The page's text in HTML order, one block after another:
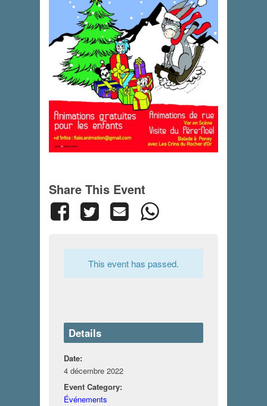
Share This Event
This event has passed.
Details
Date:
4 décembre 2022
Event Category:
Événements